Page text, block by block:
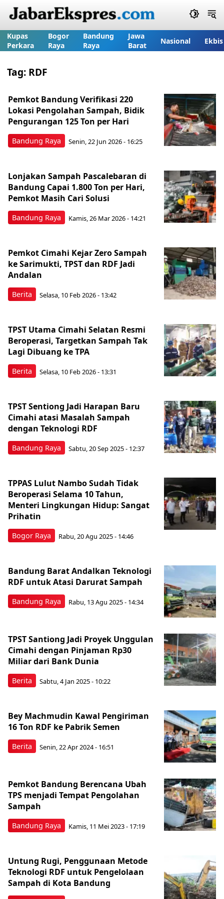
Kupas
Perkara
Bogor
Raya
Bandung
Raya
Jawa
Barat
Nasional Ekbis
Tag: RDF
Bandung Raya
Pemkot Bandung Verifikasi 220
Lokasi Pengolahan Sampah, Bidik
Pengurangan 125 Ton per Hari
Senin, 22 Jun 2026 - 16:25
Bandung Raya
Lonjakan Sampah Pascalebaran di
Bandung Capai 1.800 Ton per Hari,
Pemkot Masih Cari Solusi
Kamis, 26 Mar 2026 - 14:21
Berita
Pemkot Cimahi Kejar Zero Sampah
ke Sarimukti, TPST dan RDF Jadi
Andalan
Selasa, 10 Feb 2026 - 13:42
Berita
TPST Utama Cimahi Selatan Resmi
Beroperasi, Targetkan Sampah Tak
Lagi Dibuang ke TPA
Selasa, 10 Feb 2026 - 13:31
Bandung Raya
TPST Sentiong Jadi Harapan Baru
Cimahi atasi Masalah Sampah
dengan Teknologi RDF
Sabtu, 20 Sep 2025 - 12:37
Bogor Raya
TPPAS Lulut Nambo Sudah Tidak
Beroperasi Selama 10 Tahun,
Menteri Lingkungan Hidup: Sangat
Prihatin
Rabu, 20 Agu 2025 - 14:46
Bandung Raya
Bandung Barat Andalkan Teknologi
RDF untuk Atasi Darurat Sampah
Rabu, 13 Agu 2025 - 14:34
Berita
TPST Santiong Jadi Proyek Unggulan
Cimahi dengan Pinjaman Rp30
Miliar dari Bank Dunia
Sabtu, 4 Jan 2025 - 10:22
Berita
Bey Machmudin Kawal Pengiriman
16 Ton RDF ke Pabrik Semen
Senin, 22 Apr 2024 - 16:51
Bandung Raya
Pemkot Bandung Berencana Ubah
TPS menjadi Tempat Pengolahan
Sampah
Kamis, 11 Mei 2023 - 17:19
Untung Rugi, Penggunaan Metode
Teknologi RDF untuk Pengelolaan
Sampah di Kota Bandung